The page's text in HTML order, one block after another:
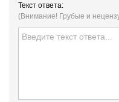
Текст ответа:
(Внимание! Грубые и